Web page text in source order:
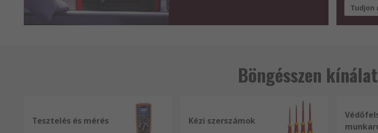
Tudjon
Böngésszen
Tesztelés és mérés Kézi szerszámok